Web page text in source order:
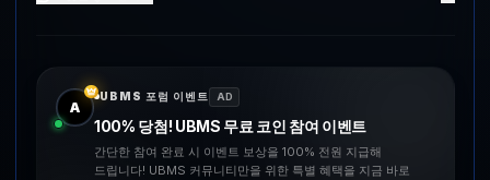
A
UBMS 포럼 이벤트 AD
100% 당첨! UBMS 무료 코인 참여 이벤트
간단한 참여 완료 시 이벤트 보상을 100% 전원 지급해
드립니다! UBMS 커뮤니티만을 위한 특별 혜택을 지금 바로